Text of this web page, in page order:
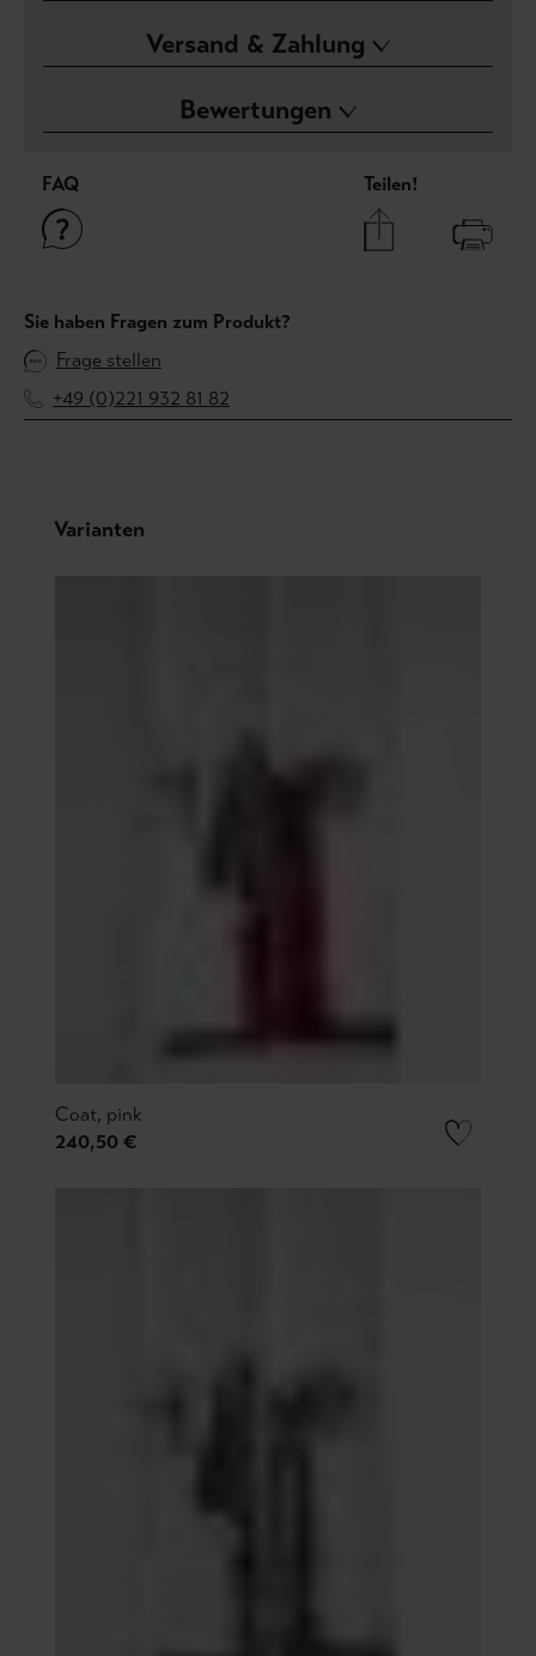
Versand & Zahlung
Bewertungen
FAQ Teilen!
Sie haben Fragen zum Produkt?
Frage stellen
+49 (0)221 932 81 82
Produktgalerie überspringen
Varianten
Coat, pink
240,50 €